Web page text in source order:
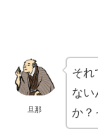
旦那
それ
ない
か？